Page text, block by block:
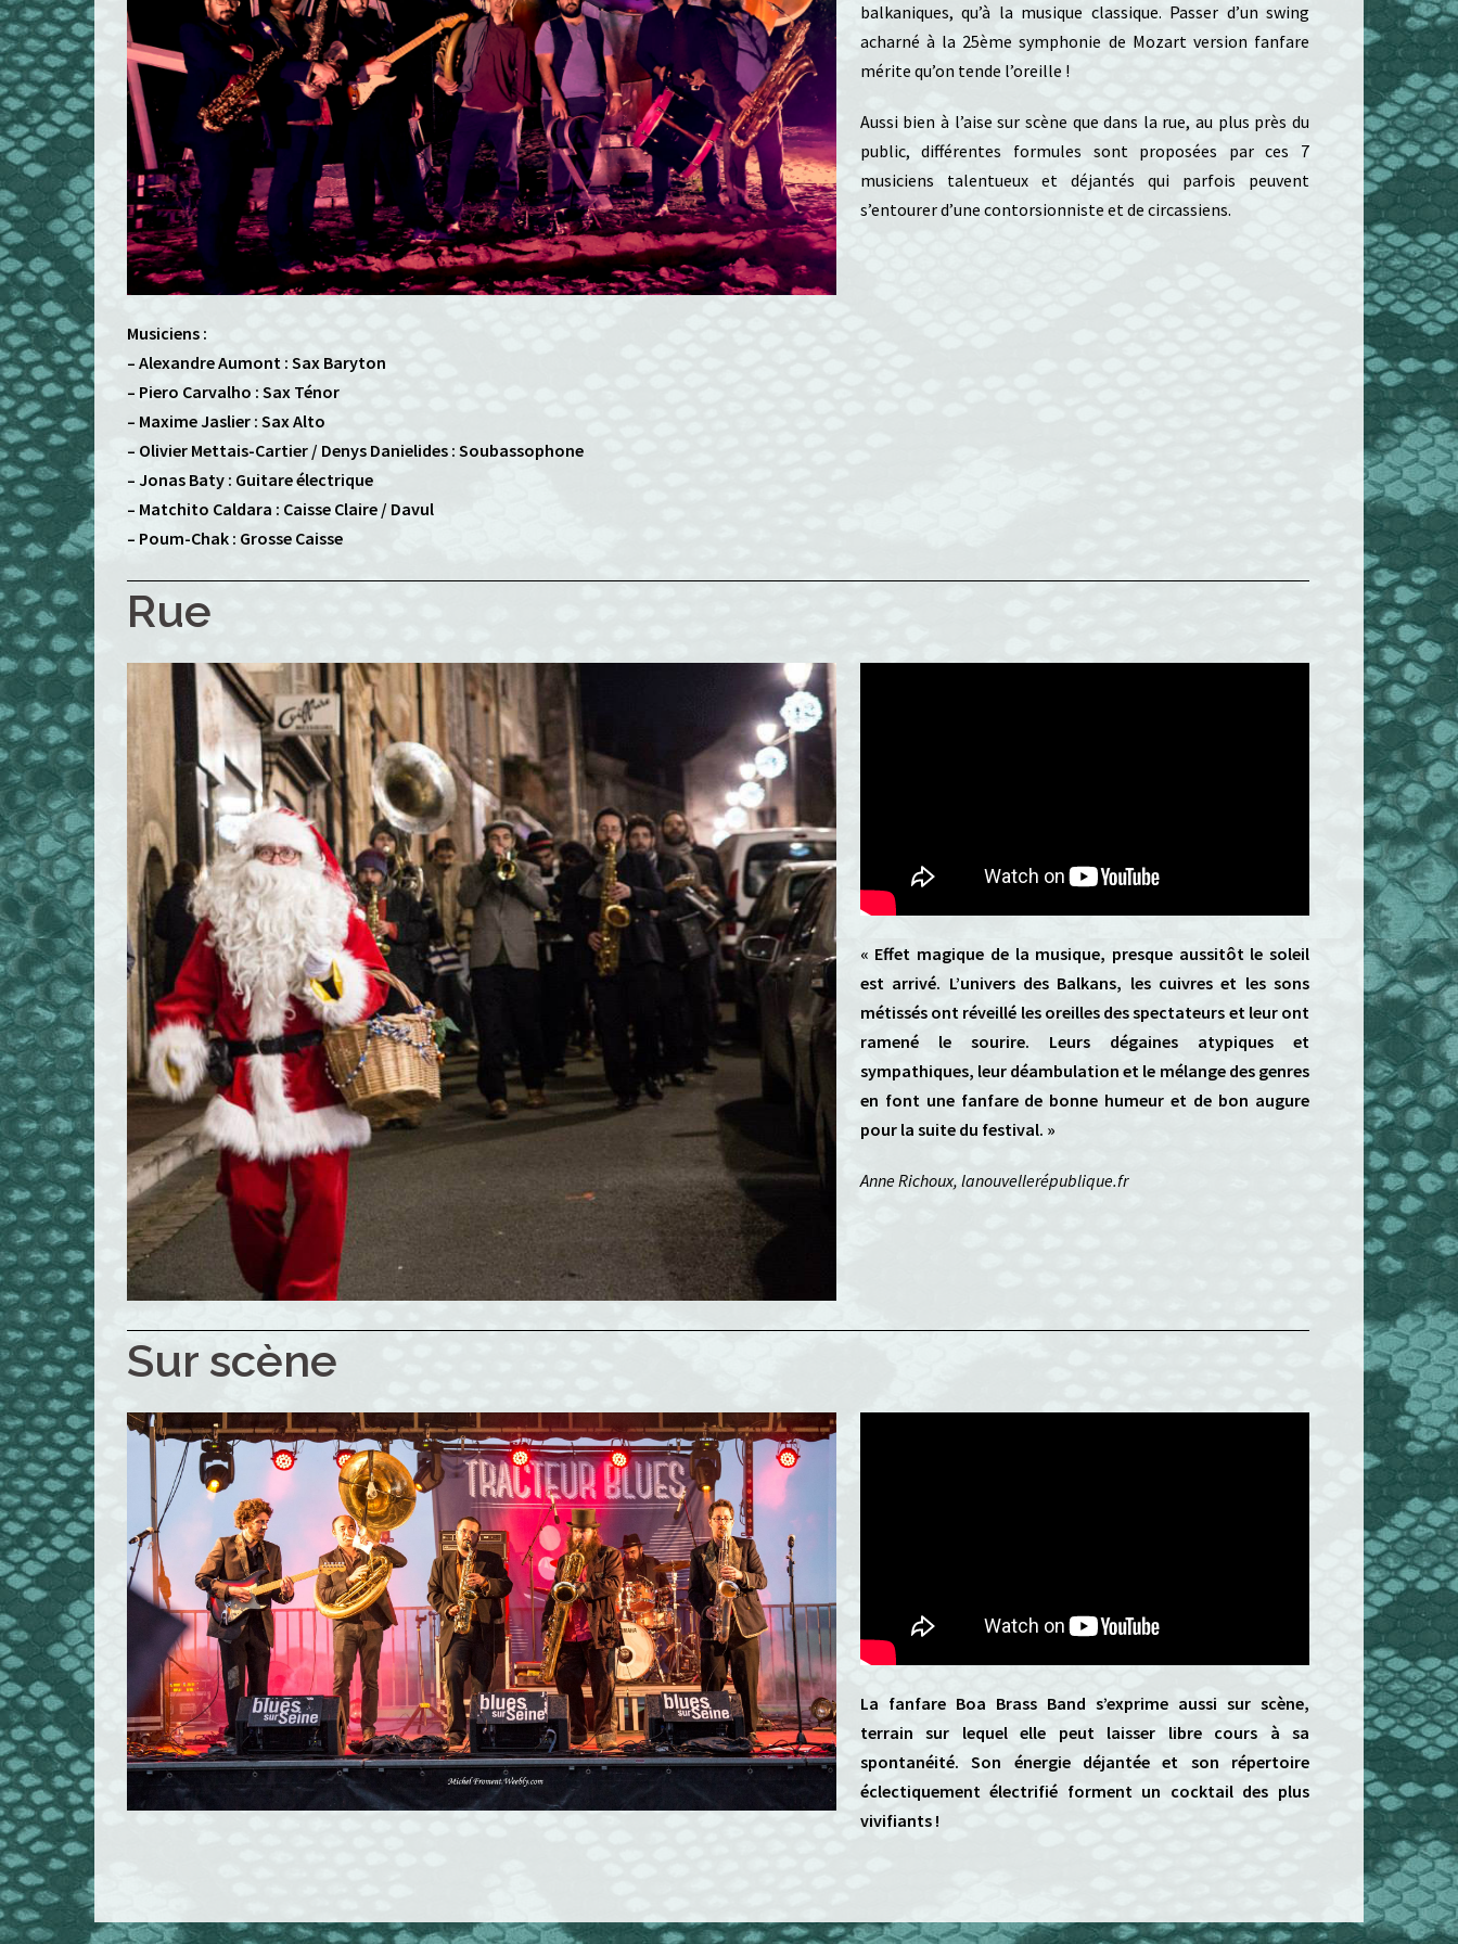
balkaniques, qu’à la musique classique. Passer d’un swing
acharné à la 25ème symphonie de Mozart version fanfare
mérite qu’on tende l’oreille !
Aussi bien à l’aise sur scène que dans la rue, au plus près du
public, différentes formules sont proposées par ces 7
musiciens talentueux et déjantés qui parfois peuvent
s’entourer d’une contorsionniste et de circassiens.
Musiciens :
– Alexandre Aumont : Sax Baryton
– Piero Carvalho : Sax Ténor
– Maxime Jaslier : Sax Alto
– Olivier Mettais-Cartier / Denys Danielides : Soubassophone
– Jonas Baty : Guitare électrique
– Matchito Caldara : Caisse Claire / Davul
– Poum-Chak : Grosse Caisse
Rue
« Effet magique de la musique, presque aussitôt le soleil
est arrivé. L’univers des Balkans, les cuivres et les sons
métissés ont réveillé les oreilles des spectateurs et leur ont
ramené le sourire. Leurs dégaines atypiques et
sympathiques, leur déambulation et le mélange des genres
en font une fanfare de bonne humeur et de bon augure
pour la suite du festival. »
Anne Richoux, lanouvellerépublique.fr
Sur scène
La fanfare Boa Brass Band s’exprime aussi sur scène,
terrain sur lequel elle peut laisser libre cours à sa
spontanéité. Son énergie déjantée et son répertoire
éclectiquement électrifié forment un cocktail des plus
vivifiants !